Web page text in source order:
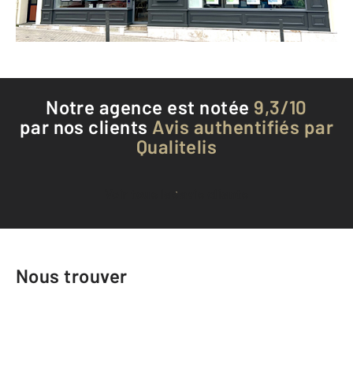
Téléphoner à l'agence
Notre agence est notée 9,3/10
par nos clients Avis authentifiés par
Qualitelis
Voir tous les avis clients
Nous trouver